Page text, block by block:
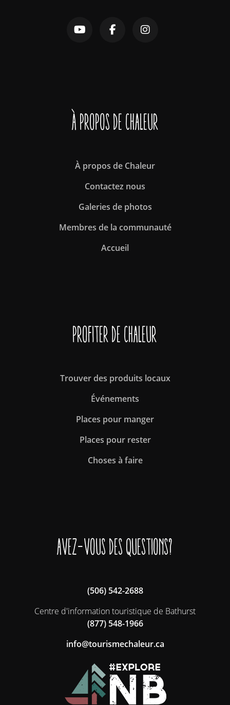
À propos de Chaleur
À propos de Chaleur
Contactez nous
Galeries de photos
Membres de la communauté
Accueil
Profiter de Chaleur
Trouver des produits locaux
Événements
Places pour manger
Places pour rester
Choses à faire
Avez-vous des questions?
(506) 542-2688
Centre d'information touristique de Bathurst
(877) 548-1966
ac.ruelahcemsiruot@ofni